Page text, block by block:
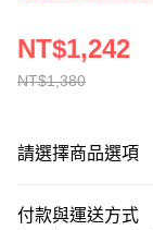
NT$1,380
NT$1,242
請選擇商品選項
付款與運送方式